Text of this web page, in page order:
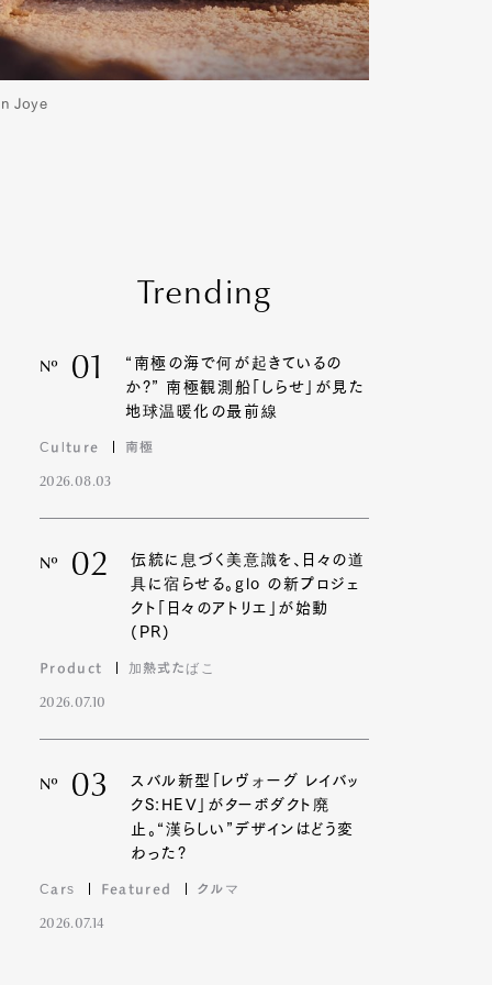
Joye
Trending
Nº 01
“南極の海で何が起きているの
か?” 南極観測船「しらせ」が見た
地球温暖化の最前線
Culture 南極
2026.08.03
Nº 02
伝統に息づく美意識を、日々の道
具に宿らせる。glo の新プロジェ
クト「日々のアトリエ」が始動
(PR)
Product 加熱式たばこ
2026.07.10
Nº 03
スバル新型「レヴォーグ レイバッ
クS:HEV」がターボダクト廃
止。“漢らしい”デザインはどう変
わった?
Cars Featured クルマ
2026.07.14